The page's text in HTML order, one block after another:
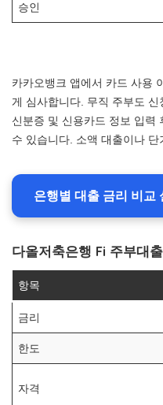
승인
카카오뱅크 앱에서 카드 사용
게 심사합니다. 무직 주부도
신분증 및 신용카드 정보 입력
수 있습니다. 소액 대출이나
은행별 대출 금리 비교
다올저축은행 Fi 주부대출
항목
금리
한도
자격